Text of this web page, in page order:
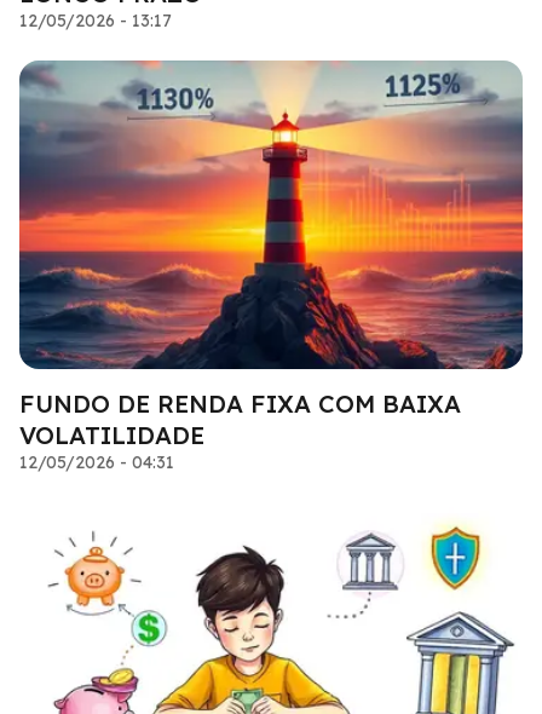
12/05/2026 - 13:17
FUNDO DE RENDA FIXA COM BAIXA
VOLATILIDADE
12/05/2026 - 04:31